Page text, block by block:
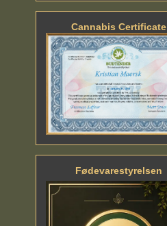
Cannabis Certificate
Fødevarestyrelsen